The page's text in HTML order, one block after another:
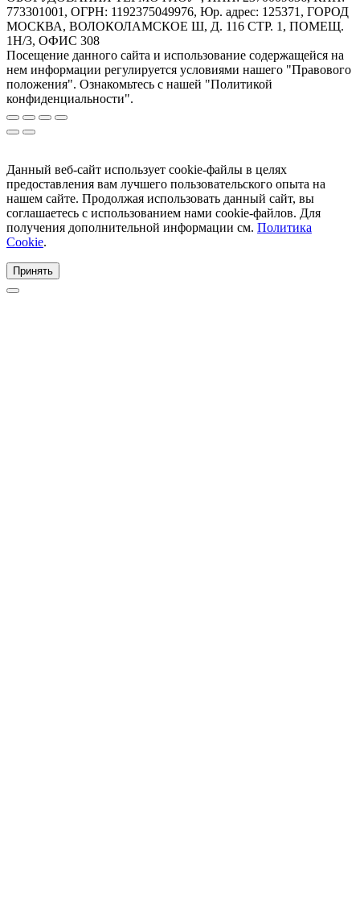
773301001, ОГРН: 1192375049976, Юр. адрес: 125371, ГОРОД
МОСКВА, ВОЛОКОЛАМСКОЕ Ш, Д. 116 СТР. 1, ПОМЕЩ.
1Н/3, ОФИС 308
Посещение данного сайта и использование содержащейся на
нем информации регулируется условиями нашего "Правового
положения". Ознакомьтесь с нашей "Политикой
конфиденциальности".
Данный веб-сайт использует cookie-файлы в целях
предоставления вам лучшего пользовательского опыта на
нашем сайте. Продолжая использовать данный сайт, вы
соглашаетесь с использованием нами cookie-файлов. Для
получения дополнительной информации см. Политика
Cookie.
Принять